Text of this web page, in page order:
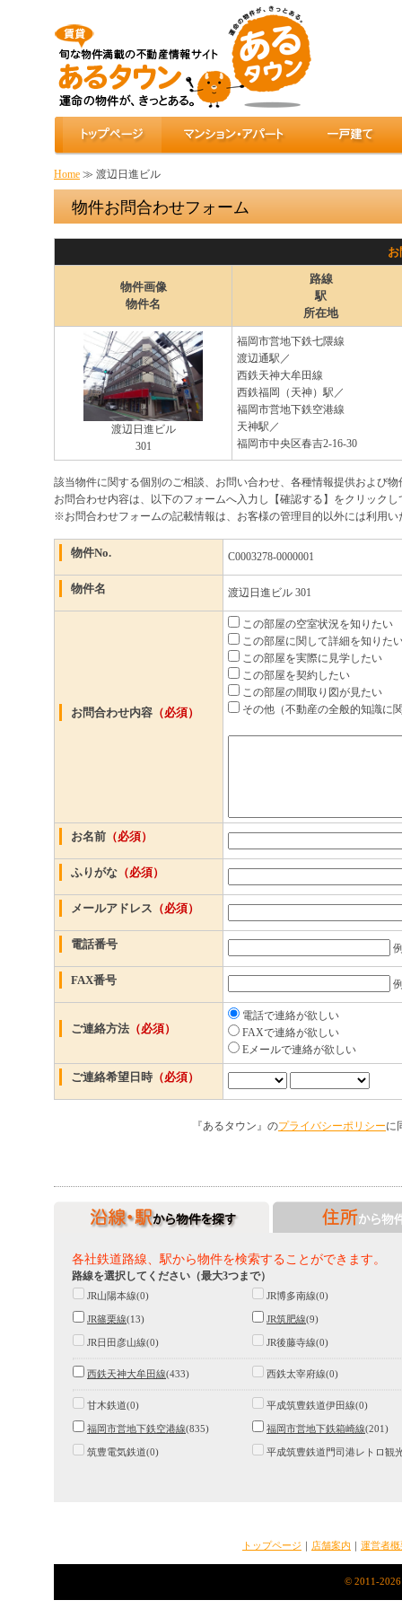
Home ≫ 渡辺日進ビル
物件お問合わせフォーム
物件画像
物件名
路線
駅
所在地
渡辺日進ビル
301
福岡市営地下鉄七隈線
渡辺通駅／
西鉄天神大牟田線
西鉄福岡（天神）駅／
福岡市営地下鉄空港線
天神駅／
福岡市中央区春吉2-16-30
該当物件に関する個別のご相談、お問い合わせ、各種情報提供および
お問合わせ内容は、以下のフォームへ入力し【確認する】をクリックし
※お問合わせフォームの記載情報は、お客様の管理目的以外には利用い
物件No. C0003278-0000001
物件名 渡辺日進ビル 301
お問合わせ内容 （必須）
この部屋の空室状況を知りたい
この部屋に関して詳細を知りた
この部屋を実際に見学したい
この部屋を契約したい
この部屋の間取り図が見たい
その他（不動産の全般的知識に
お名前 （必須）
ふりがな （必須）
メールアドレス （必須）
電話番号
FAX番号
ご連絡方法 （必須）
電話で連絡が欲しい
FAXで連絡が欲しい
Eメールで連絡が欲しい
ご連絡希望日時 （必須）
『あるタウン』のプライバシーポリシーに
各社鉄道路線、駅から物件を検索することができます。
路線を選択してください（最大3つまで）
JR山陽本線(0) JR博多南線(0)
JR篠栗線(13) JR筑肥線(9)
JR日田彦山線(0) JR後藤寺線(0)
西鉄天神大牟田線(433) 西鉄太宰府線(0)
甘木鉄道(0) 平成筑豊鉄道伊田線(0)
福岡市営地下鉄空港線(835) 福岡市営地下鉄箱崎線(201)
筑豊電気鉄道(0) 平成筑豊鉄道門司港レトロ観
トップページ ｜ 店舗案内 ｜ 運営者概
© 2011-2026